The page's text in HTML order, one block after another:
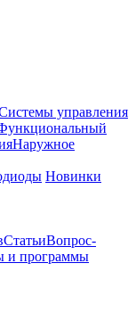
управления
Наружное
Новинки
СтатьиВопрос-
и программы